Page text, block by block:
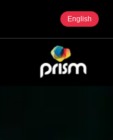
English